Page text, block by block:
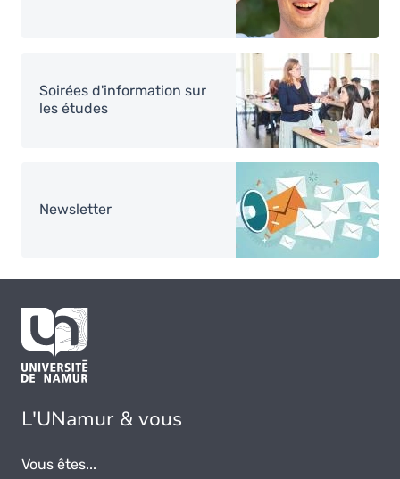
Image
Soirées d'information sur
les études
Newsletter
L'UNamur & vous
Vous êtes...